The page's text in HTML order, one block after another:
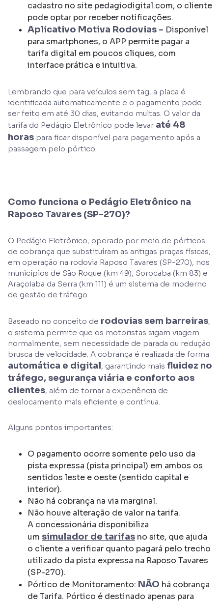
cadastro no site pedagiodigital.com, o cliente
pode optar por receber notificações.
Aplicativo Motiva Rodovias - Disponível
para smartphones, o APP permite pagar a
tarifa digital em poucos cliques, com
interface prática e intuitiva.
Lembrando que para veículos sem tag, a placa é
identificada automaticamente e o pagamento pode
ser feito em até 30 dias, evitando multas. O valor da
tarifa do Pedágio Eletrônico pode levar até 48
horas para ficar disponível para pagamento após a
passagem pelo pórtico.
Como funciona o Pedágio Eletrônico na
Raposo Tavares (SP-270)?
O Pedágio Eletrônico, operado por meio de pórticos
de cobrança que substituíram as antigas praças físicas,
em operação na rodovia Raposo Tavares (SP-270), nos
municípios de São Roque (km 49), Sorocaba (km 83) e
Araçoiaba da Serra (km 111) é um sistema de moderno
de gestão de tráfego.
Baseado no conceito de rodovias sem barreiras,
o sistema permite que os motoristas sigam viagem
normalmente, sem necessidade de parada ou redução
brusca de velocidade. A cobrança é realizada de forma
automática e digital, garantindo mais fluidez no
tráfego, segurança viária e conforto aos
clientes, além de tornar a experiência de
deslocamento mais eficiente e contínua.
Alguns pontos importantes:
O pagamento ocorre somente pelo uso da
pista expressa (pista principal) em ambos os
sentidos leste e oeste (sentido capital e
interior).
Não há cobrança na via marginal.
Não houve alteração de valor na tarifa.
A concessionária disponibiliza
um simulador de tarifas no site, que ajuda
o cliente a verificar quanto pagará pelo trecho
utilizado da pista expressa na Raposo Tavares
(SP-270).
Pórtico de Monitoramento: NÃO há cobrança
de Tarifa. Pórtico é destinado apenas para